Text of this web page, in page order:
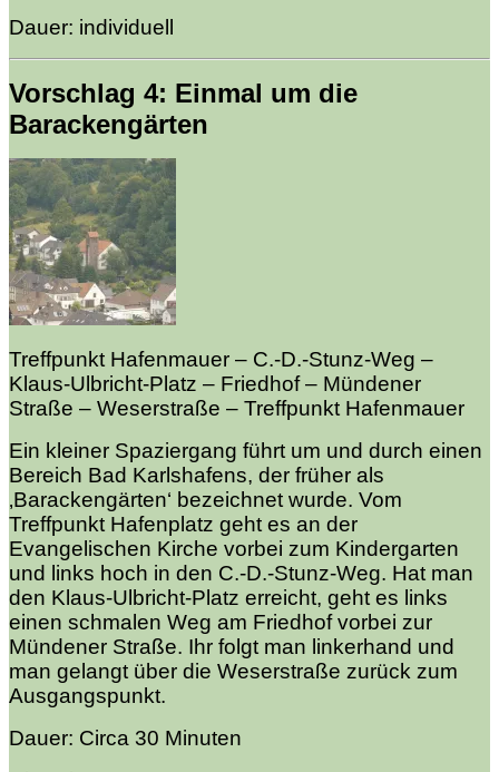
Dauer: individuell
Vorschlag 4: Einmal um die
Barackengärten
Treffpunkt Hafenmauer – C.-D.-Stunz-Weg –
Klaus-Ulbricht-Platz – Friedhof – Mündener
Straße – Weserstraße – Treffpunkt Hafenmauer
Ein kleiner Spaziergang führt um und durch einen
Bereich Bad Karlshafens, der früher als
‚Barackengärten‘ bezeichnet wurde. Vom
Treffpunkt Hafenplatz geht es an der
Evangelischen Kirche vorbei zum Kindergarten
und links hoch in den C.-D.-Stunz-Weg. Hat man
den Klaus-Ulbricht-Platz erreicht, geht es links
einen schmalen Weg am Friedhof vorbei zur
Mündener Straße. Ihr folgt man linkerhand und
man gelangt über die Weserstraße zurück zum
Ausgangspunkt.
Dauer: Circa 30 Minuten